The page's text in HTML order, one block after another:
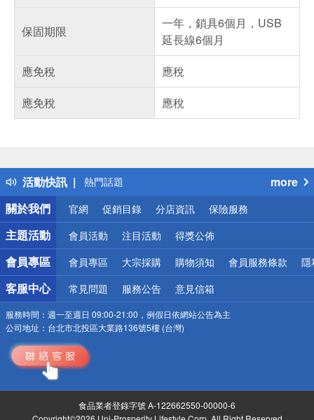
保固期限
一年，鎖具6個月，USB
延長線6個月
應免稅
應稅
應免稅
應稅
活動快訊
得獎公告
熱門話題
銀行優惠
偏遠地區配送
詐騙網頁！請小心！
more
關於我們
官網 促銷目錄 分店資訊 保險服務
主題活動 會員活動 注目活動 得獎公佈
會員專區 會員專區 大宗採購 購物須知 會員服務條款 隱
客服中心 常見問題 服務公告 意見信箱
服務時間： 週一至週日 09:00-21:00，例假日依網站公告為主
公司地址： 台北市北投區大業路136號5樓 (台灣)
食品業者登錄字號 A-122662550-00000-6